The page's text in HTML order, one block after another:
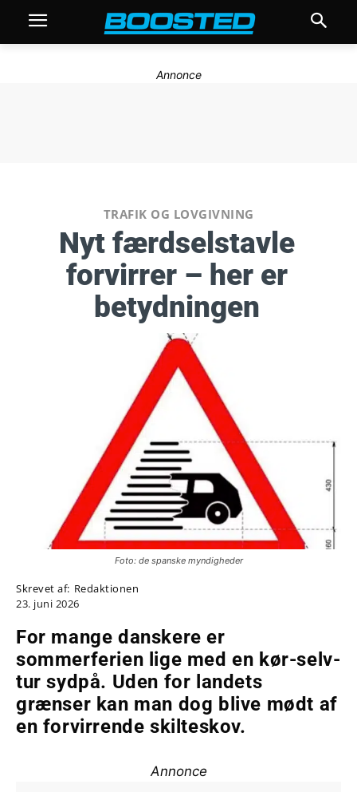
Annonce
TRAFIK OG LOVGIVNING
Nyt færdselstavle
forvirrer – her er
betydningen
Foto: de spanske myndigheder
Skrevet af: Redaktionen
23. juni 2026
For mange danskere er
sommerferien lige med en kør-selv-
tur sydpå. Uden for landets
grænser kan man dog blive mødt af
en forvirrende skilteskov.
Annonce